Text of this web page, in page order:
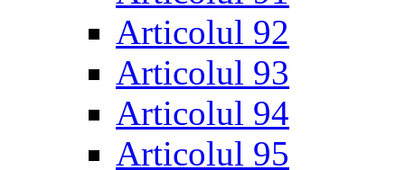
Articolul 92
Articolul 93
Articolul 94
Articolul 95